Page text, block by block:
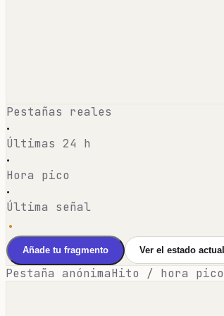
Pestañas reales
·
Últimas 24 h
·
Hora pico
·
Última señal
·
Añade tu fragmento Ver el estado actual
Pestaña anónimaHito / hora pico